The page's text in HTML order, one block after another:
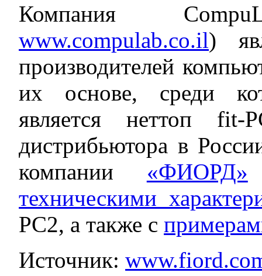
Компания
www.compulab.co.il)
производителей
их основе, среди
является неттоп fit-
дистрибьютора в
компании «ФИОРД»
техническими
PC2, а также с
Источник: